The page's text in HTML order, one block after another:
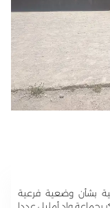
بشأن وضعية فرعية